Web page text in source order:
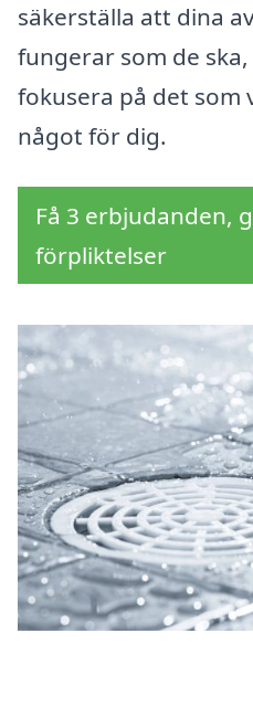
säkerställa att dina
fungerar som de
fokusera på det som
något för dig.
Få 3 erbjudanden,
förpliktelser